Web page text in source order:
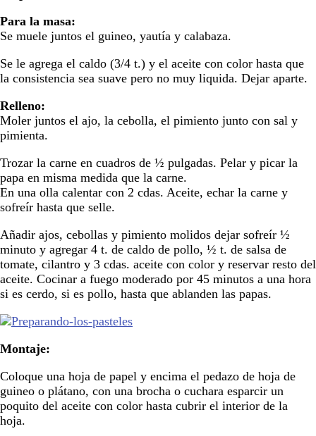
Para la masa:
Se muele juntos el guineo, yautía y calabaza.
Se le agrega el caldo (3/4 t.) y el aceite con color hasta que
la consistencia sea suave pero no muy liquida. Dejar aparte.
Relleno:
Moler juntos el ajo, la cebolla, el pimiento junto con sal y
pimienta.
Trozar la carne en cuadros de ½ pulgadas. Pelar y picar la
papa en misma medida que la carne.
En una olla calentar con 2 cdas. Aceite, echar la carne y
sofreír hasta que selle.
Añadir ajos, cebollas y pimiento molidos dejar sofreír ½
minuto y agregar 4 t. de caldo de pollo, ½ t. de salsa de
tomate, cilantro y 3 cdas. aceite con color y reservar resto del
aceite. Cocinar a fuego moderado por 45 minutos a una hora
si es cerdo, si es pollo, hasta que ablanden las papas.
Montaje:
Coloque una hoja de papel y encima el pedazo de hoja de
guineo o plátano, con una brocha o cuchara esparcir un
poquito del aceite con color hasta cubrir el interior de la
hoja.